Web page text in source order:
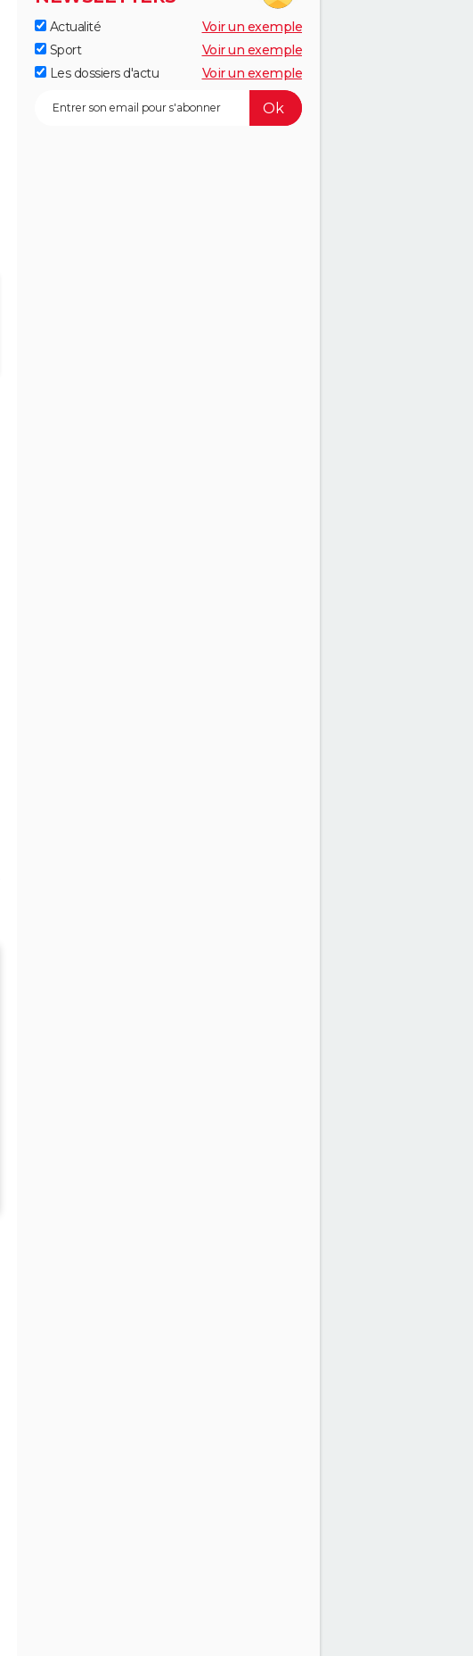
Actualité
Voir un exemple
Sport
Voir un exemple
Les dossiers d'actu
Voir un exemple